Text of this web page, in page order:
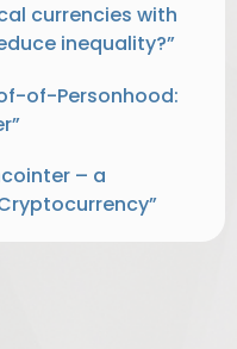
currencies with
inequality?”
– a